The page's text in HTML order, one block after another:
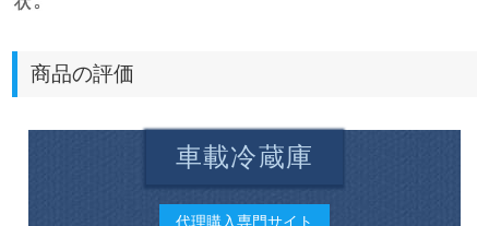
商品の評価
車載冷蔵庫
代理購入専門サイト